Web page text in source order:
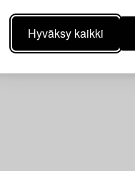
Hyväksy kaikki